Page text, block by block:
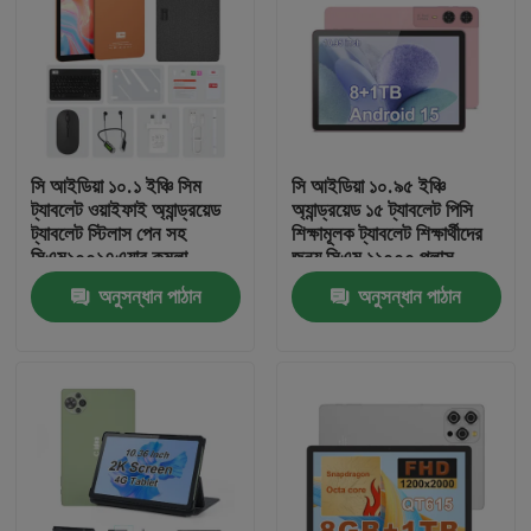
VR প্রদর্শন
আমাদের সম্পর্কে
কারখানা ভ্রমণ
মান নিয়ন্ত্রণ
উদ্ধৃতির জন্য আবেদন
সি আইডিয়া ১০.১ ইঞ্চি সিম
ট্যাবলেট ওয়াইফাই অ্যান্ড্রয়েড
ট্যাবলেট স্টিলাস পেন সহ
সিএম১০০১৭এয়ার কমলা
অনুসন্ধান পাঠান
সি আইডিয়া ১০.৯৫ ইঞ্চি
অ্যান্ড্রয়েড ১৫ ট্যাবলেট পিসি
শিক্ষামূলক ট্যাবলেট শিক্ষার্থীদের
জন্য সিএম ১১০০০ প্লাস
অনুসন্ধান পাঠান